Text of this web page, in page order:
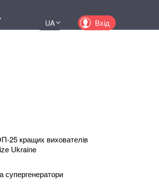
UA
Вхід
25 кращих вихователів
Ukraine
супергенератори